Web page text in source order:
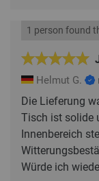
1 person found
Helmut G.
Die Lieferung
Tisch ist solide
Innenbereich
Würde ich